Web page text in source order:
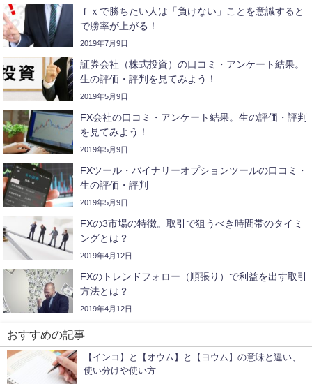
ｆｘで勝ちたい人は「負けない」ことを意識すると
で勝率が上がる！
2019年7月9日
証券会社（株式投資）の口コミ・アンケート結果。
生の評価・評判を見てみよう！
2019年5月9日
FX会社の口コミ・アンケート結果。生の評価・評判
を見てみよう！
2019年5月9日
FXツール・バイナリーオプションツールの口コミ・
生の評価・評判
2019年5月9日
FXの3市場の特徴。取引で狙うべき時間帯のタイミ
ングとは？
2019年4月12日
FXのトレンドフォロー（順張り）で利益を出す取引
方法とは？
2019年4月12日
おすすめの記事
【インコ】と【オウム】と【ヨウム】の意味と違い、
使い分けや使い方